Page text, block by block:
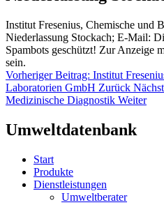
Institut Fresenius, Chemische und
Niederlassung Stockach; E-Mail:
Spambots geschützt! Zur Anzeige
sein.
Vorheriger Beitrag: Institut
Laboratorien GmbH Zurück
Medizinische Diagnostik Weiter
Umweltdatenbank
Start
Produkte
Dienstleistungen
Umweltberater